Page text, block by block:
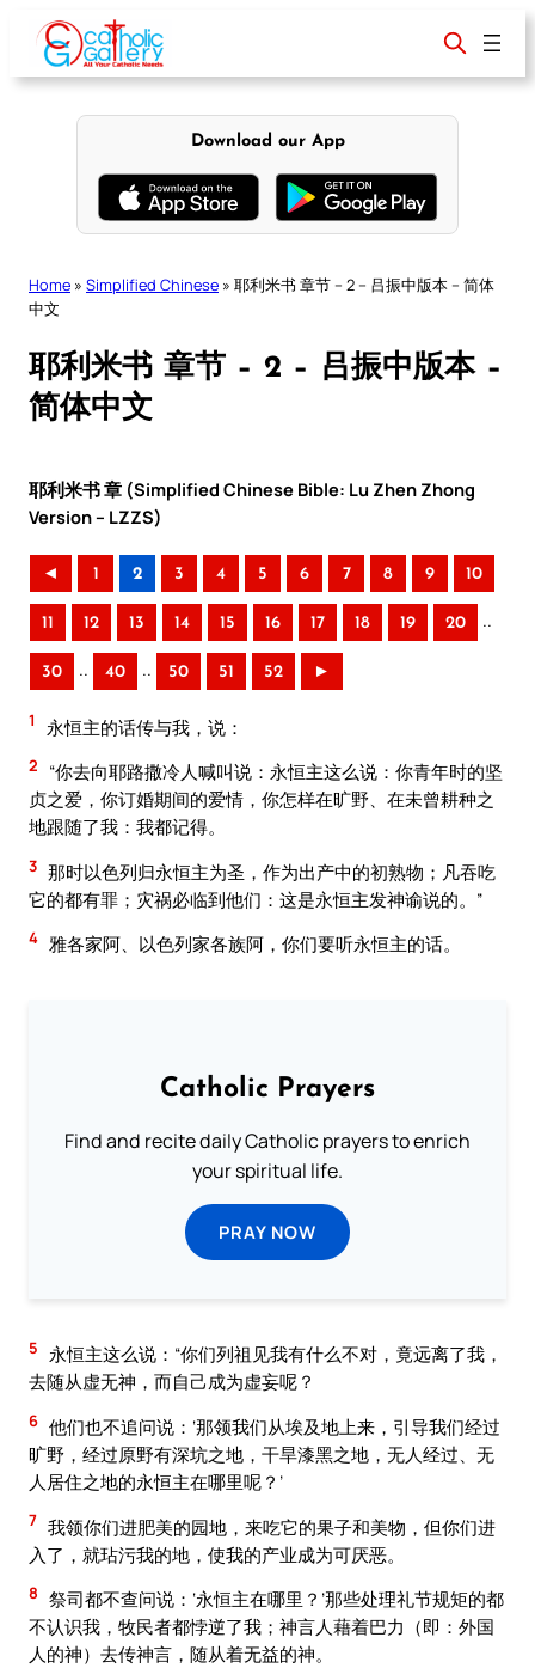
content
Download our App
Home » Simplified Chinese » 耶利米书 章节 – 2 – 吕振中版本 – 简体
中文
耶利米书 章节 – 2 – 吕振中版本 –
简体中文
耶利米书 章 (Simplified Chinese Bible: Lu Zhen Zhong
Version – LZZS)
◄ 1 2 3 4 5 6 7 8 9 10
11 12 13 14 15 16 17 18 19 20 ..
30 .. 40 .. 50 51 52 ►
1 永恒主的话传与我，说：
2
“你去向耶路撒冷人喊叫说：永恒主这么说：你青年时的坚
贞之爱，你订婚期间的爱情，你怎样在旷野、在未曾耕种之
地跟随了我：我都记得。
3 那时以色列归永恒主为圣，作为出产中的初熟物；凡吞吃
它的都有罪；灾祸必临到他们：这是永恒主发神谕说的。”
4 雅各家阿、以色列家各族阿，你们要听永恒主的话。
Catholic Prayers
Find and recite daily Catholic prayers to enrich
your spiritual life.
PRAY NOW
5
永恒主这么说：“你们列祖见我有什么不对，竟远离了我，
去随从虚无神，而自己成为虚妄呢？
6 他们也不追问说：‘那领我们从埃及地上来，引导我们经过
旷野，经过原野有深坑之地，干旱漆黑之地，无人经过、无
人居住之地的永恒主在哪里呢？’
7 我领你们进肥美的园地，来吃它的果子和美物，但你们进
入了，就玷污我的地，使我的产业成为可厌恶。
8 祭司都不查问说：‘永恒主在哪里？’那些处理礼节规矩的都
不认识我，牧民者都悖逆了我；神言人藉着巴力（即：外国
人的神）去传神言，随从着无益的神。